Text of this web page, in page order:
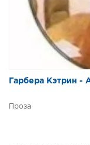
Гарбера Кэтрин -
Проза